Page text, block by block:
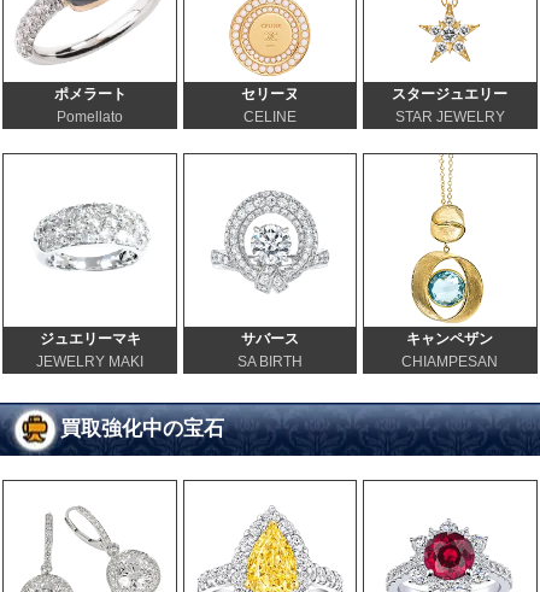
ポメラート
Pomellato
セリーヌ
CELINE
スタージュエリー
STAR JEWELRY
ジュエリーマキ
JEWELRY MAKI
サバース
SA BIRTH
キャンペザン
CHIAMPESAN
買取強化中の宝石